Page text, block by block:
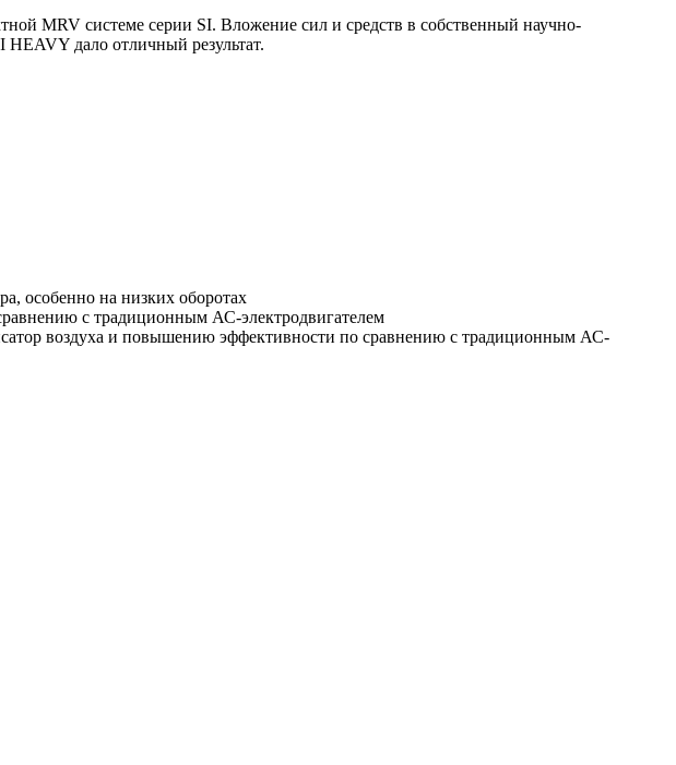
MRV системе серии SI. Вложение сил и средств в собственный научно-
дало отличный результат.
особенно на низких оборотах
с традиционным АС-электродвигателем
воздуха и повышению эффективности по сравнению с традиционным АС-